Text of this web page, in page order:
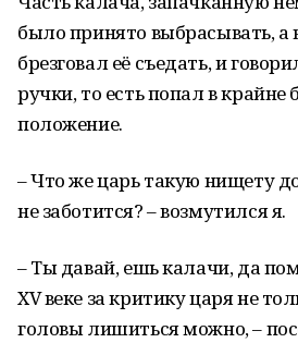
было принято выбрасывать, а
брезговал её съедать, и
ручки, то есть попал в крайне
положение.
– Что же царь такую нищету
не заботится? – возмутился я.
– Ты давай, ешь калачи, да
XV веке за критику царя не
головы лишиться можно, –